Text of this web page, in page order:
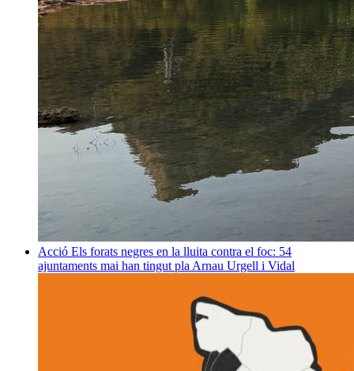
Acció Els forats negres en la lluita contra el foc: 54
ajuntaments mai han tingut pla Arnau Urgell i Vidal